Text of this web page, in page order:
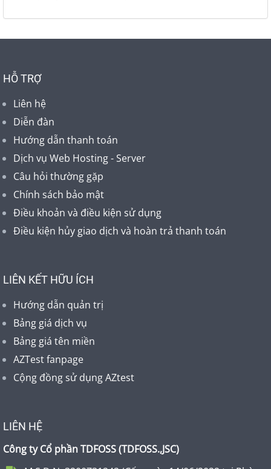
HỖ TRỢ
Liên hệ
Diễn đàn
Hướng dẫn thanh toán
Dịch vụ Web Hosting - Server
Câu hỏi thường gặp
Chính sách bảo mật
Điều khoản và điều kiện sử dụng
Điều kiện hủy giao dịch và hoàn trả thanh toán
LIÊN KẾT HỮU ÍCH
Hướng dẫn quản trị
Bảng giá dịch vụ
Bảng giá tên miền
AZTest fanpage
Cộng đồng sử dụng AZtest
LIÊN HỆ
Công ty Cổ phần TDFOSS (TDFOSS.,JSC)